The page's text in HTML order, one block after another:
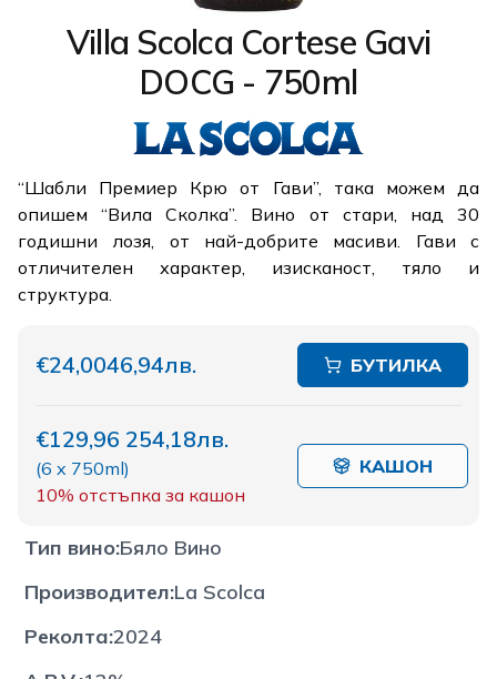
Villa Scolca Cortese Gavi
DOCG - 750ml
“Шабли Премиер Крю от Гави”, така можем да
опишем “Вила Сколка”. Вино от стари, над 30
годишни лозя, от най-добрите масиви. Гави с
отличителен характер, изисканост, тяло и
структура.
€24,0046,94лв. БУТИЛКА
€129,96 254,18лв.
(6 x 750ml)
10% отстъпка за кашон
КАШОН
Тип вино:Бяло Вино
Производител:La Scolca
Реколта:2024